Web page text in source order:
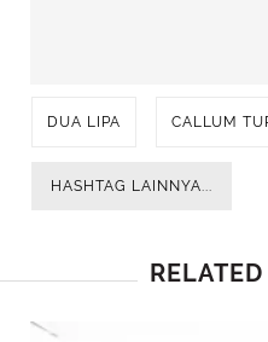
DUA LIPA CALLUM
HASHTAG LAINNYA...